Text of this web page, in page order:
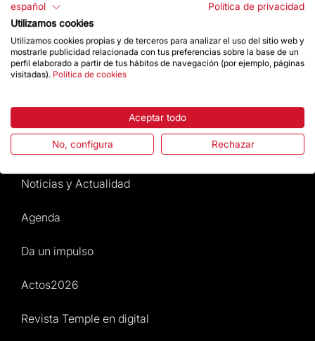
Destacados
La Fundación
Preguntas frecuentes
Normativa y condiciones de compra
Noticias y Actualidad
Agenda
Da un impulso
Actos2026
Revista Temple en digital
español
Política de privacidad
Utilizamos cookies
Utilizamos cookies propias y de terceros para analizar el uso del sitio web y
mostrarle publicidad relacionada con tus preferencias sobre la base de un
perfil elaborado a partir de tus hábitos de navegación (por ejemplo, páginas
visitadas). Política de cookies
Aceptar todo
No, configura Rechazar